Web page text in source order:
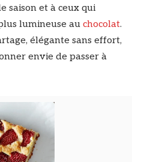
saison et à ceux qui
lumineuse au chocolat.
élégante sans effort,
envie de passer à